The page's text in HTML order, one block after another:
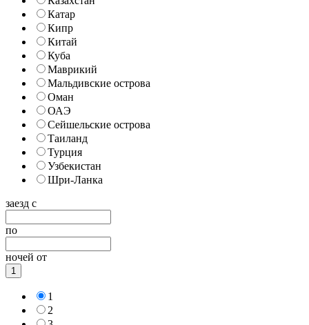
Катар
Кипр
Китай
Куба
Маврикий
Мальдивские острова
Оман
ОАЭ
Сейшельские острова
Таиланд
Турция
Узбекистан
Шри-Ланка
заезд с
по
ночей от
1
1
2